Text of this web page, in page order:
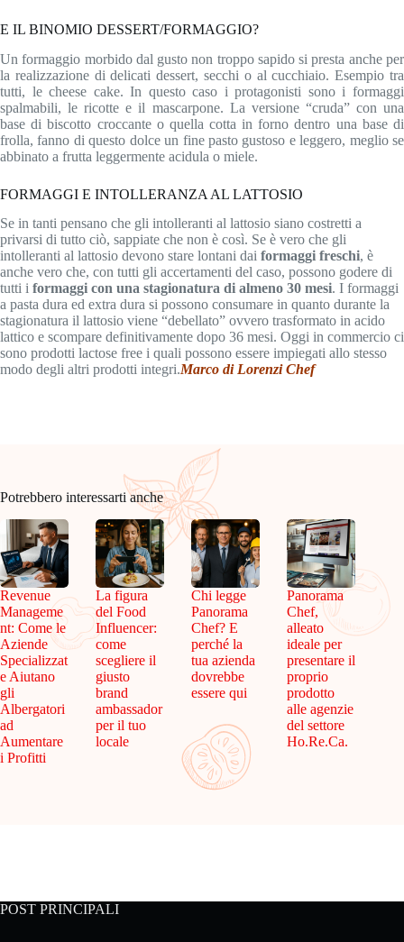
E IL BINOMIO DESSERT/FORMAGGIO?
Un formaggio morbido dal gusto non troppo sapido si presta anche per
la realizzazione di delicati dessert, secchi o al cucchiaio. Esempio tra
tutti, le cheese cake. In questo caso i protagonisti sono i formaggi
spalmabili, le ricotte e il mascarpone. La versione “cruda” con una
base di biscotto croccante o quella cotta in forno dentro una base di
frolla, fanno di questo dolce un fine pasto gustoso e leggero, meglio se
abbinato a frutta leggermente acidula o miele.
FORMAGGI E INTOLLERANZA AL LATTOSIO
Se in tanti pensano che gli intolleranti al lattosio siano costretti a
privarsi di tutto ciò, sappiate che non è così. Se è vero che gli
intolleranti al lattosio devono stare lontani dai formaggi freschi, è
anche vero che, con tutti gli accertamenti del caso, possono godere di
tutti i formaggi con una stagionatura di almeno 30 mesi. I formaggi
a pasta dura ed extra dura si possono consumare in quanto durante la
stagionatura il lattosio viene “debellato” ovvero trasformato in acido
lattico e scompare definitivamente dopo 36 mesi. Oggi in commercio ci
sono prodotti lactose free i quali possono essere impiegati allo stesso
modo degli altri prodotti integri.Marco di Lorenzi Chef
Potrebbero interessarti anche
Revenue
Manageme
nt: Come le
Aziende
Specializzat
e Aiutano
gli
Albergatori
ad
Aumentare
i Profitti
La figura
del Food
Influencer:
come
scegliere il
giusto
brand
ambassador
per il tuo
locale
Chi legge
Panorama
Chef? E
perché la
tua azienda
dovrebbe
essere qui
Panorama
Chef,
alleato
ideale per
presentare il
proprio
prodotto
alle agenzie
del settore
Ho.Re.Ca.
POST PRINCIPALI